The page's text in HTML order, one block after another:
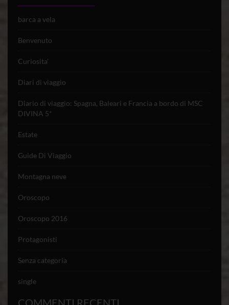
barca a vela
Benvenuto
Curiosita'
Diari di viaggio
Diario di viaggio: Spagna, Baleari e Francia a bordo di MSC
DIVINA 5*
Estate
Guide Di Viaggio
Montagna neve
Oroscopo
Oroscopo 2016
Protagonisti
Senza categoria
single
COMMENTI RECENTI